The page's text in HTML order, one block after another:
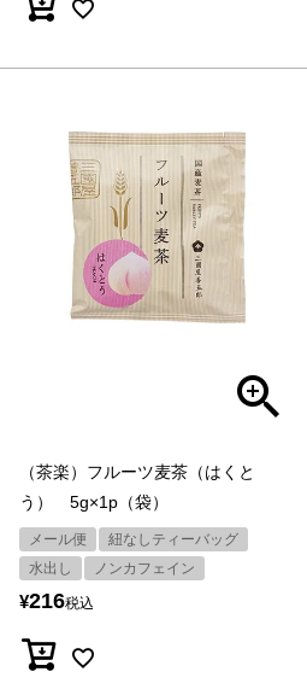
（茶楽）フルーツ麦茶（はくと
う） 5g×1p（袋）
メール便
紐なしティーバッグ
水出し
ノンカフェイン
¥216税込